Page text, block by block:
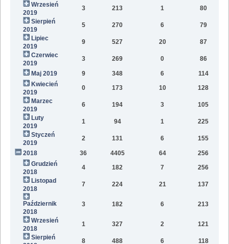
Wrzesień
2019
3 213 1 80
Sierpień
2019
5 270 6 79
Lipiec
2019
9 527 20 87
Czerwiec
2019
3 269 0 86
Maj 2019 9 348 6 114
Kwiecień
2019
0 173 10 128
Marzec
2019
6 194 3 105
Luty
2019
1 94 1 225
Styczeń
2019
2 131 6 155
2018 36 4405 64 256
Grudzień
2018
4 182 7 256
Listopad
2018
7 224 21 137
Październik
2018
3 182 6 213
Wrzesień
2018
1 327 2 121
Sierpień
8 488 6 118